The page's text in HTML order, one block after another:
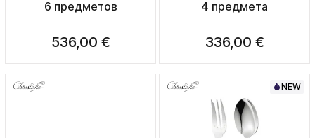
6 предметов
536,00 €
4 предмета
336,00 €
NEW